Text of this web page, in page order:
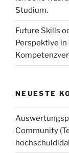
Studium.
Future Skills
Perspektive
NEUESTE
Community